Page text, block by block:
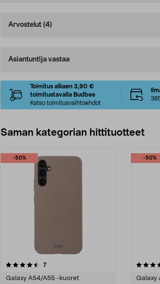
Arvostelut (4)
Asiantuntija vastaa
Toimitus alkaen 3,90 €
toimitustavalla Budbee
Katso toimitusvaihtoehdot
Saman kategorian hittituotteet
-50%
7arvostelut
Galaxy A54/A55 -kuoret
-50%
4.5 viidestä
Galaxy